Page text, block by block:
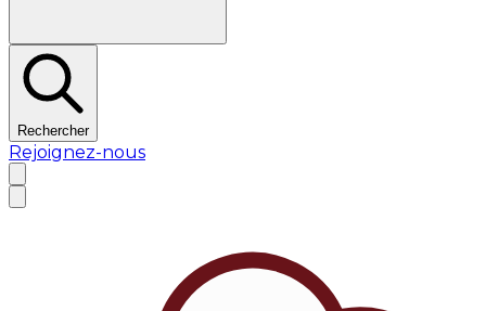
Rechercher
Rejoignez-nous